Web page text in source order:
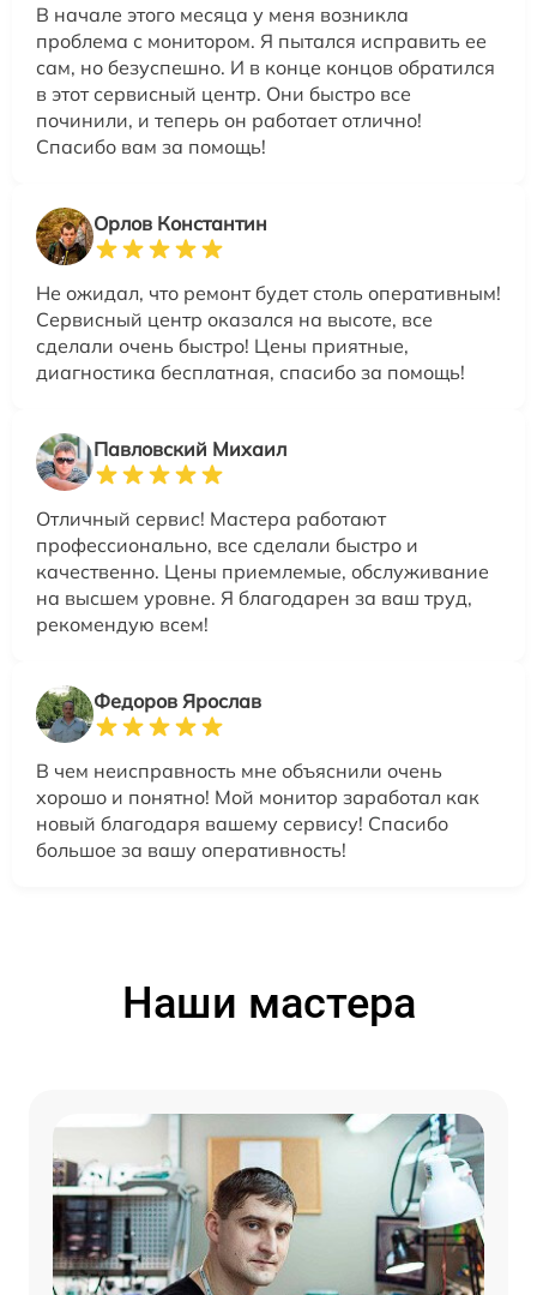
В начале этого месяца у меня возникла
проблема с монитором. Я пытался исправить ее
сам, но безуспешно. И в конце концов обратился
в этот сервисный центр. Они быстро все
починили, и теперь он работает отлично!
Спасибо вам за помощь!
Орлов Константин
Не ожидал, что ремонт будет столь оперативным!
Сервисный центр оказался на высоте, все
сделали очень быстро! Цены приятные,
диагностика бесплатная, спасибо за помощь!
Павловский Михаил
Отличный сервис! Мастера работают
профессионально, все сделали быстро и
качественно. Цены приемлемые, обслуживание
на высшем уровне. Я благодарен за ваш труд,
рекомендую всем!
Федоров Ярослав
В чем неисправность мне объяснили очень
хорошо и понятно! Мой монитор заработал как
новый благодаря вашему сервису! Спасибо
большое за вашу оперативность!
Наши мастера